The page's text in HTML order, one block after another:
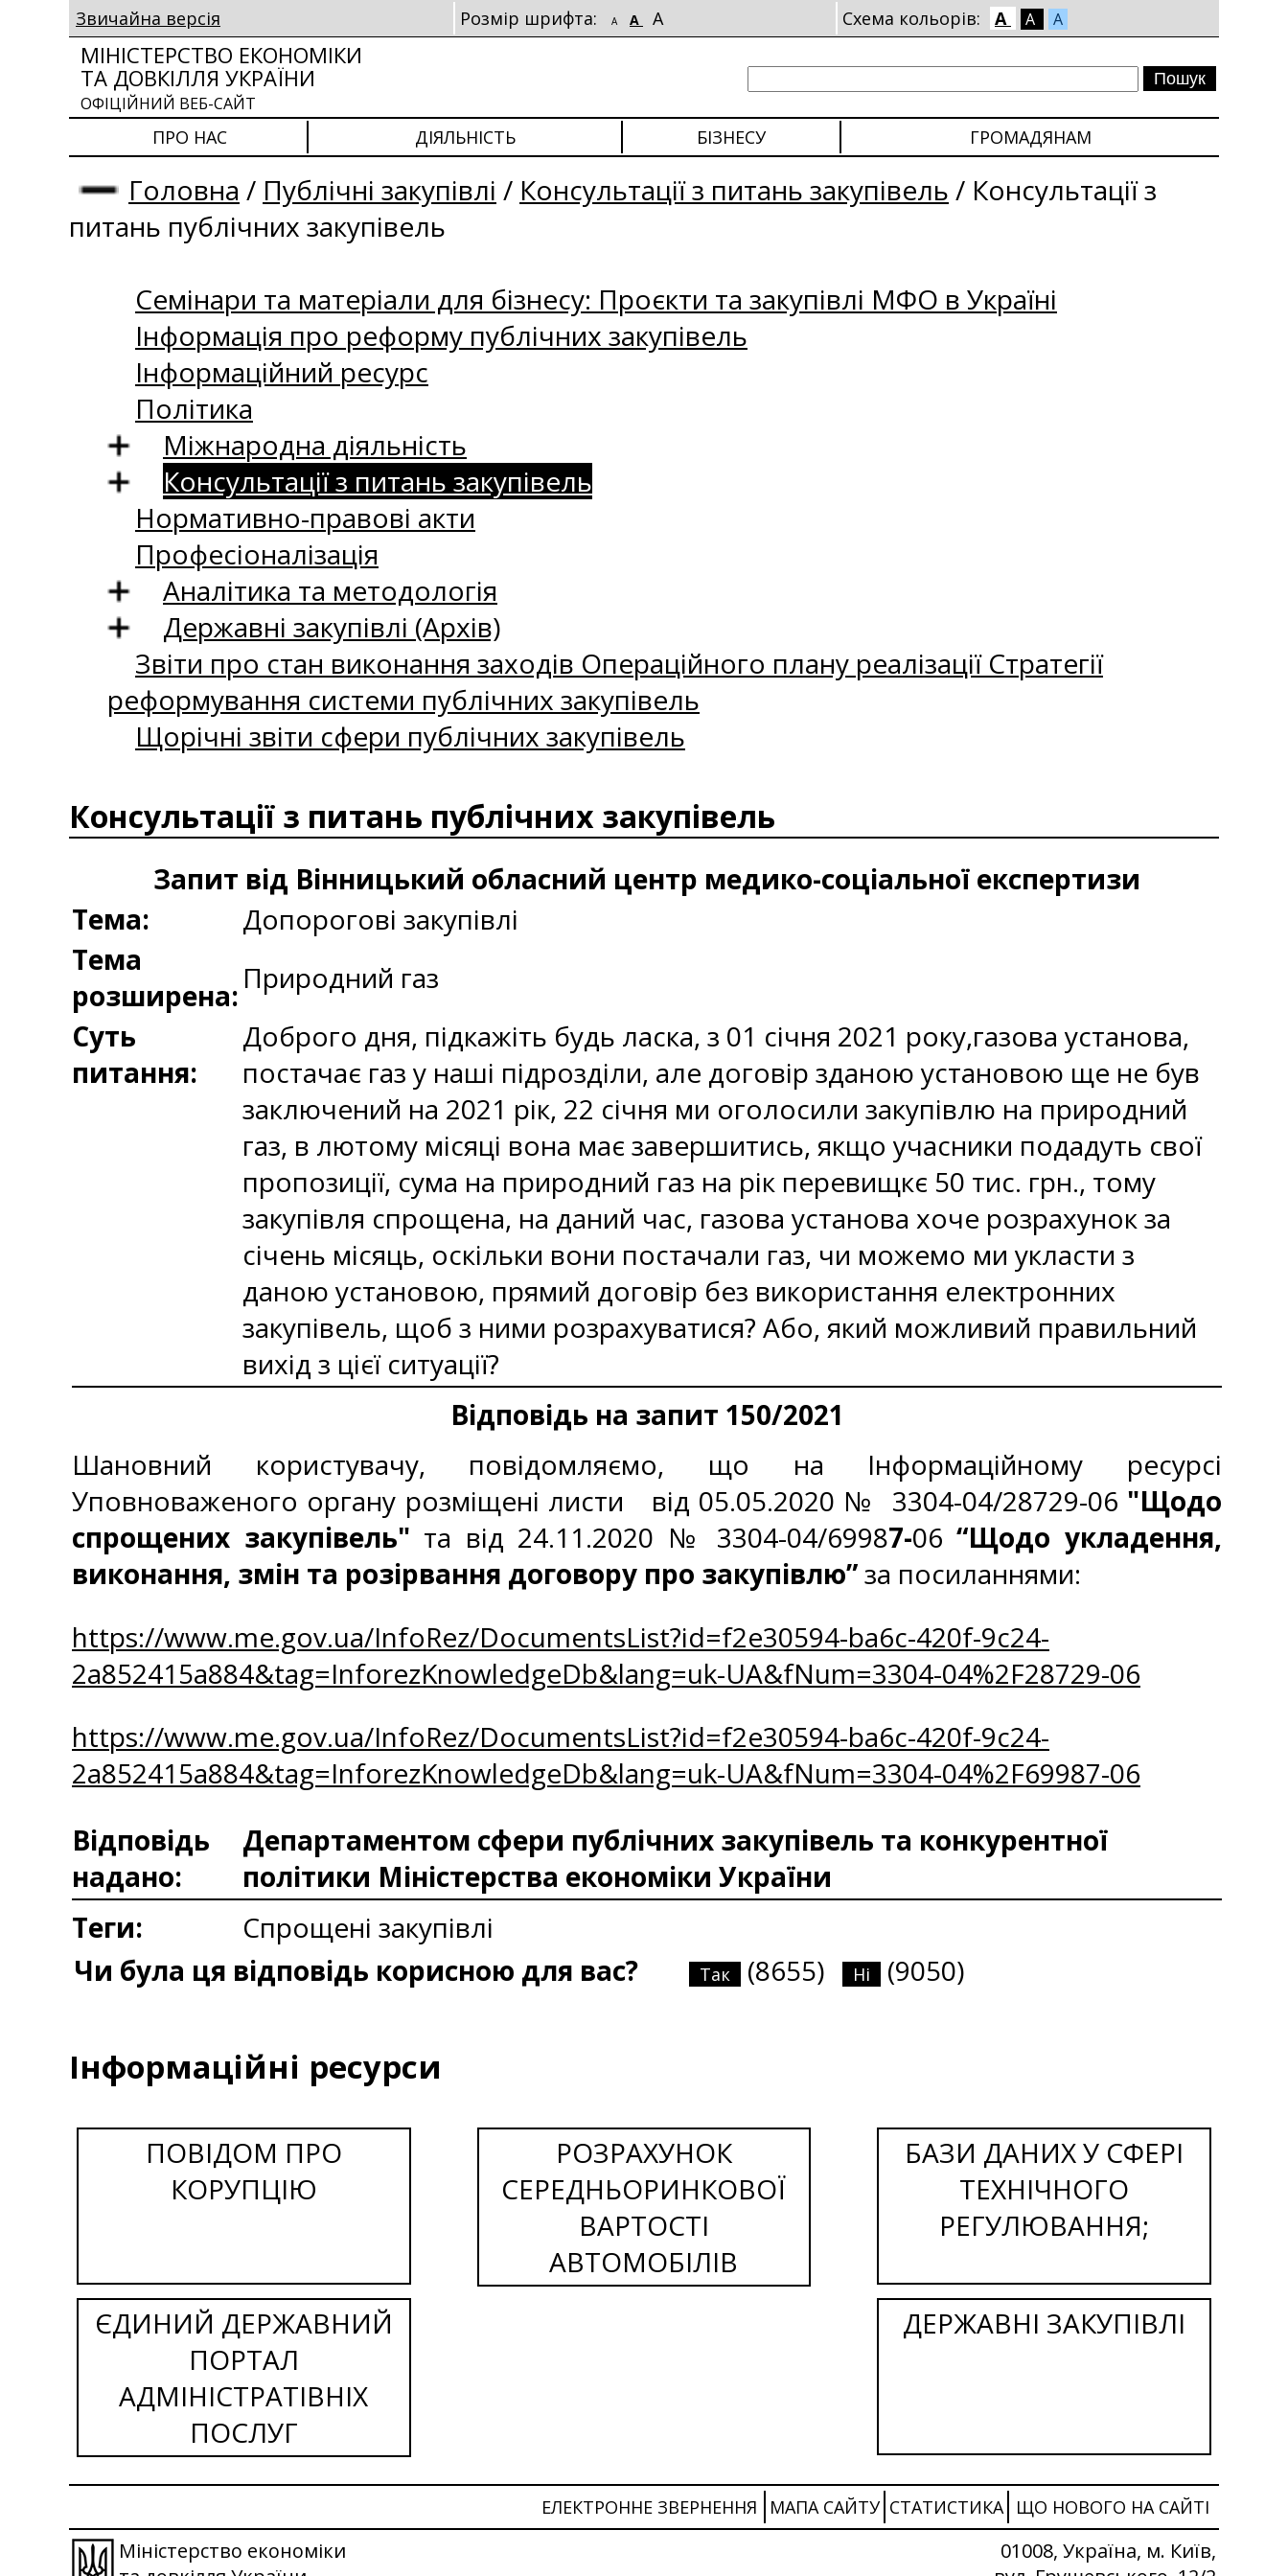
Звичайна версія Розмір шрифта: A A A Схема кольорів: A A A
МІНІСТЕРСТВО ЕКОНОМІКИ
ТА ДОВКІЛЛЯ УКРАЇНИ
ОФІЦІЙНИЙ ВЕБ-САЙТ
ПРО НАС ДІЯЛЬНІСТЬ БІЗНЕСУ ГРОМАДЯНАМ
Головна / Публічні закупівлі / Консультації з питань закупівель / Консультації з
питань публічних закупівель
Семінари та матеріали для бізнесу: Проєкти та закупівлі МФО в Україні
Інформація про реформу публічних закупівель
Інформаційний ресурс
Політика
Міжнародна діяльність
Консультації з питань закупівель
Нормативно-правові акти
Професіоналізація
Аналітика та методологія
Державні закупівлі (Архів)
Звіти про стан виконання заходів Операційного плану реалізації Стратегії
реформування системи публічних закупівель
Щорічні звіти сфери публічних закупівель
Консультації з питань публічних закупівель
Запит від Вінницький обласний центр медико-соціальної експертизи
Тема:
Допорогові закупівлі
Тема
розширена: Природний газ
Суть
питання:
Доброго дня, підкажіть будь ласка, з 01 січня 2021 року,газова установа,
постачає газ у наші підрозділи, але договір зданою установою ще не був
заключений на 2021 рік, 22 січня ми оголосили закупівлю на природний
газ, в лютому місяці вона має завершитись, якщо учасники подадуть свої
пропозиції, сума на природний газ на рік перевищкє 50 тис. грн., тому
закупівля спрощена, на даний час, газова установа хоче розрахунок за
січень місяць, оскільки вони постачали газ, чи можемо ми укласти з
даною установою, прямий договір без використання електронних
закупівель, щоб з ними розрахуватися? Або, який можливий правильний
вихід з цієї ситуації?
Відповідь на запит 150/2021
Шановний користувачу, повідомляємо, що на Інформаційному ресурсі
Уповноваженого органу розміщені листи
від 05.05.2020 № 3304-04/28729-06 "Щодо
спрощених закупівель" та від 24.11.2020 № 3304-04/69987-06“Щодо укладення,
виконання, змін та розірвання договору про закупівлю”за посиланнями:
https://www.me.gov.ua/InfoRez/DocumentsList?id=f2e30594-ba6c-420f-9c24-
2a852415a884&tag=InforezKnowledgeDb&lang=uk-UA&fNum=3304-04%2F28729-06
https://www.me.gov.ua/InfoRez/DocumentsList?id=f2e30594-ba6c-420f-9c24-
2a852415a884&tag=InforezKnowledgeDb&lang=uk-UA&fNum=3304-04%2F69987-06
Відповідь
надано:
Департаментом сфери публічних закупівель та конкурентної
політики Міністерства економіки України
Теги:
Спрощені закупівлі
Чи була ця відповідь корисною для вас?
Так (8655) Ні (9050)
Інформаційні ресурси
ПОВІДОМ ПРО
КОРУПЦІЮ
РОЗРАХУНОК
СЕРЕДНЬОРИНКОВОЇ
ВАРТОСТІ
АВТОМОБІЛІВ
БАЗИ ДАНИХ У СФЕРІ
ТЕХНІЧНОГО
РЕГУЛЮВАННЯ;
ЄДИНИЙ ДЕРЖАВНИЙ
ПОРТАЛ
АДМІНІСТРАТІВНІХ
ПОСЛУГ
ДЕРЖАВНІ ЗАКУПІВЛІ
ЕЛЕКТРОННЕ ЗВЕРНЕННЯ МАПА САЙТУ СТАТИСТИКА ЩО НОВОГО НА САЙТІ
Міністерство економіки
01008, Україна, м. Київ,